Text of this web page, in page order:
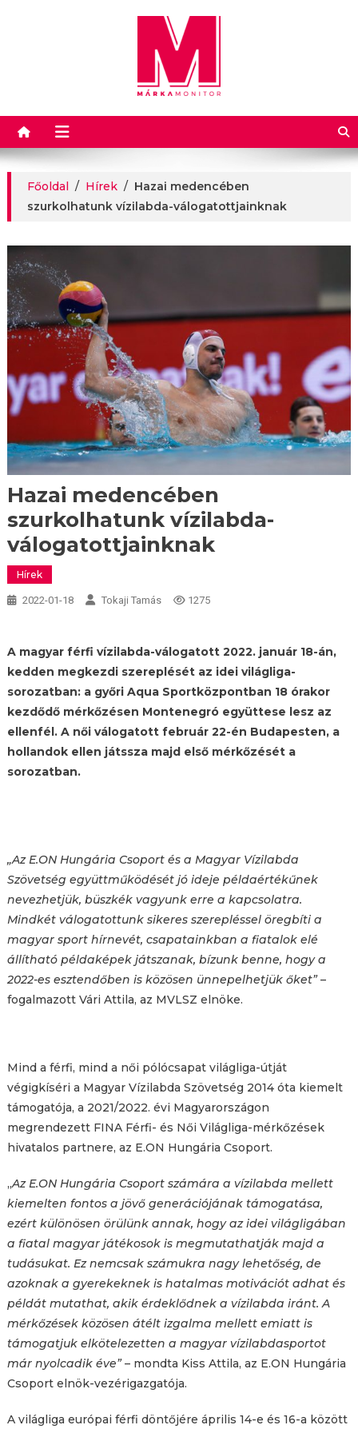
Márkamonitor
Főoldal / Hírek / Hazai medencében
szurkolhatunk vízilabda-válogatottjainknak
Hazai medencében
szurkolhatunk vízilabda-
válogatottjainknak
Hírek
2022-01-18 Tokaji Tamás 1275
A magyar férfi vízilabda-válogatott 2022. január 18-án,
kedden megkezdi szereplését az idei világliga-
sorozatban: a győri Aqua Sportközpontban 18 órakor
kezdődő mérkőzésen Montenegró együttese lesz az
ellenfél. A női válogatott február 22-én Budapesten, a
hollandok ellen játssza majd első mérkőzését a
sorozatban.
„Az E.ON Hungária Csoport és a Magyar Vízilabda
Szövetség együttműködését jó ideje példaértékűnek
nevezhetjük, büszkék vagyunk erre a kapcsolatra.
Mindkét válogatottunk sikeres szerepléssel öregbíti a
magyar sport hírnevét, csapatainkban a fiatalok elé
állítható példaképek játszanak, bízunk benne, hogy a
2022-es esztendőben is közösen ünnepelhetjük őket”–
fogalmazott Vári Attila, az MVLSZ elnöke.
Mind a férfi, mind a női pólócsapat világliga-útját
végigkíséri a Magyar Vízilabda Szövetség 2014 óta kiemelt
támogatója, a 2021/2022. évi Magyarországon
megrendezett FINA Férfi- és Női Világliga-mérkőzések
hivatalos partnere, az E.ON Hungária Csoport.
„Az E.ON Hungária Csoport számára a vízilabda mellett
kiemelten fontos a jövő generációjának támogatása,
ezért különösen örülünk annak, hogy az idei világligában
a fiatal magyar játékosok is megmutathatják majd a
tudásukat. Ez nemcsak számukra nagy lehetőség, de
azoknak a gyerekeknek is hatalmas motivációt adhat és
példát mutathat, akik érdeklődnek a vízilabda iránt. A
mérkőzések közösen átélt izgalma mellett emiatt is
támogatjuk elkötelezetten a magyar vízilabdasportot
már nyolcadik éve”– mondta Kiss Attila, az E.ON Hungária
Csoport elnök-vezérigazgatója.
A világliga európai férfi döntőjére április 14-e és 16-a között